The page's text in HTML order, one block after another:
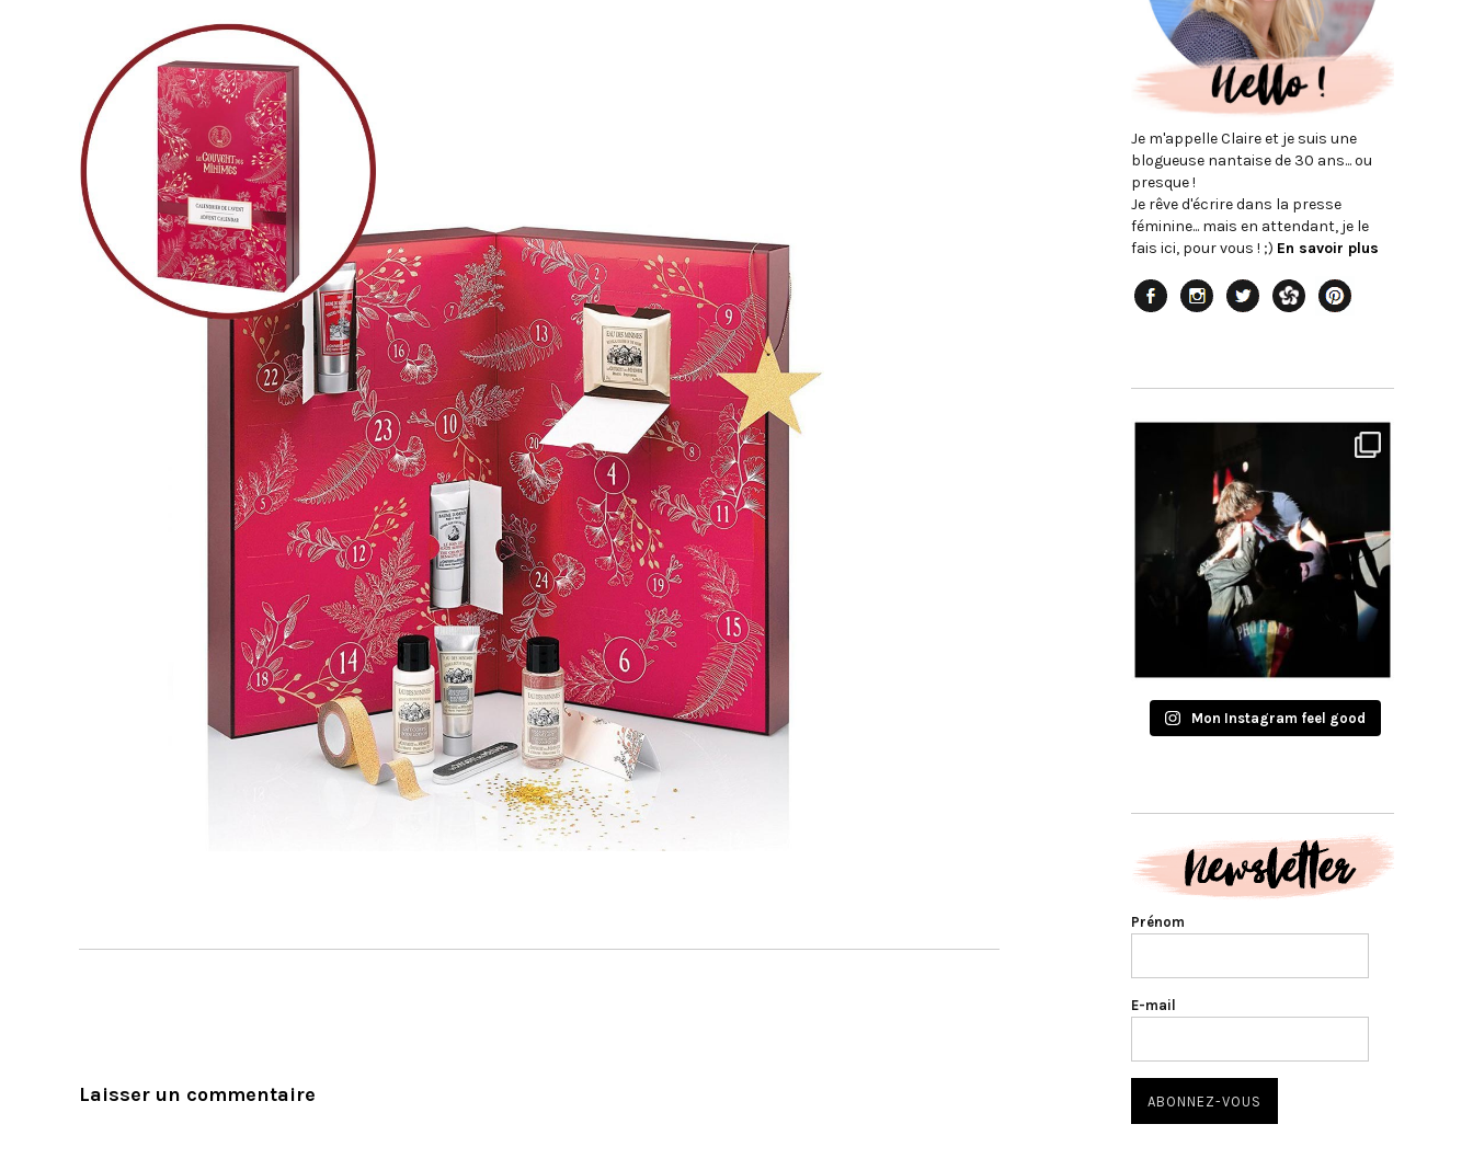
Laisser un commentaire
Je m'appelle Claire et je suis une
blogueuse nantaise de 30 ans... ou
presque !
Je rêve d'écrire dans la presse
féminine... mais en attendant, je le
fais ici, pour vous ! ;) En savoir plus
Mon Instagram feel good
Prénom
E-mail